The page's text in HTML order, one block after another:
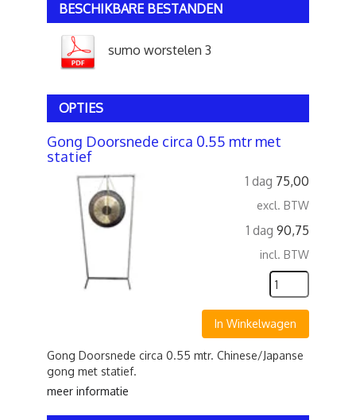
BESCHIKBARE BESTANDEN
sumo worstelen 3
OPTIES
Gong Doorsnede circa 0.55 mtr met
statief
1 dag 75,00
excl. BTW
1 dag 90,75
incl. BTW
In Winkelwagen
Gong Doorsnede circa 0.55 mtr. Chinese/Japanse
gong met statief.
meer informatie